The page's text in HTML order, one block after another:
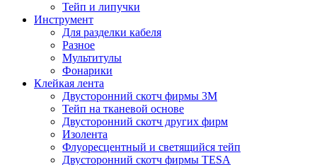
Тейп и липучки
Инструмент
Для разделки кабеля
Разное
Мультитулы
Фонарики
Клейкая лента
Двусторонний скотч фирмы 3M
Тейп на тканевой основе
Двусторонний скотч других фирм
Изолента
Флуоресцентный и светящийся тейп
Двусторонний скотч фирмы TESA